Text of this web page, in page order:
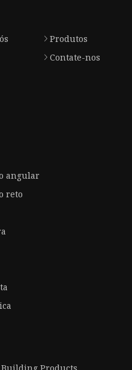
Produtos
Contate-nos
angular
reto